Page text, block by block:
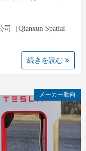
（Qianxun Spatial
続きを読む
メーカー動向